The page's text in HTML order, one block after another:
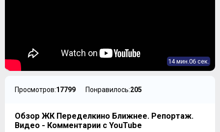
14 мин.06 сек.
Просмотров:17799 Понравилось:205
Обзор ЖК Переделкино Ближнее. Репортаж.
Видео - Комментарии с YouTube